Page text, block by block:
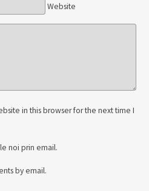
Website
in this browser for the next time I
noi prin email.
by email.